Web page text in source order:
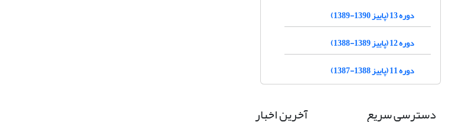
دوره 13 (پاییز 1390-1389)
دوره 12 (پاییز 1389-1388)
دوره 11 (پاییز 1388-1387)
دسترسی سریع آخرین اخبار